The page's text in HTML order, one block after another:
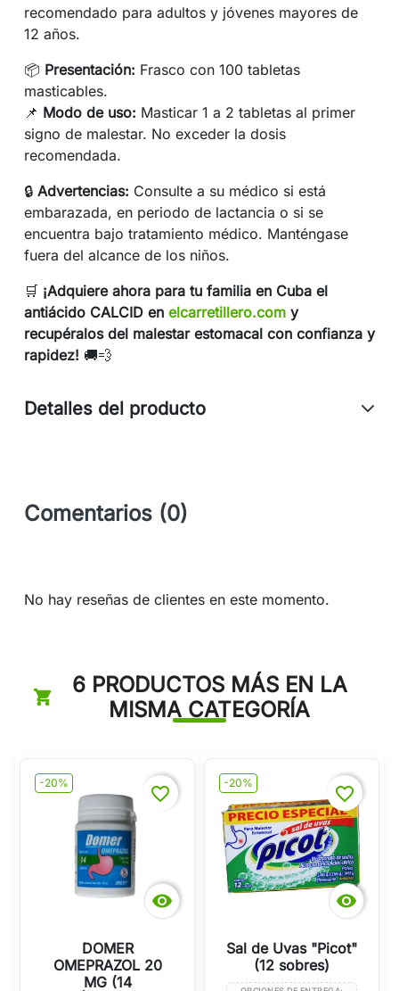
recomendado para adultos y jóvenes mayores de
12 años.
📦 Presentación: Frasco con 100 tabletas
masticables.
📌 Modo de uso: Masticar 1 a 2 tabletas al primer
signo de malestar. No exceder la dosis
recomendada.
🔒 Advertencias: Consulte a su médico si está
embarazada, en periodo de lactancia o si se
encuentra bajo tratamiento médico. Manténgase
fuera del alcance de los niños.
🛒 ¡Adquiere ahora para tu familia en Cuba el
antiácido CALCID en elcarretillero.com y
recupéralos del malestar estomacal con confianza y
rapidez! 🚚💨
Detalles del producto
Comentarios (0)
No hay reseñas de clientes en este momento.
6 PRODUCTOS MÁS EN LA
MISMA CATEGORÍA
-20%

favorite_border
DOMER
OMEPRAZOL 20
MG (14
-20%

favorite_border
Sal de Uvas "Picot"
(12 sobres)